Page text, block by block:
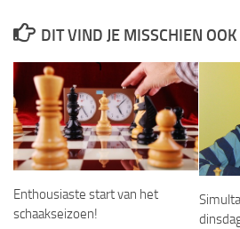
DIT VIND JE MISSCHIEN OOK
Enthousiaste start van het
schaakseizoen!